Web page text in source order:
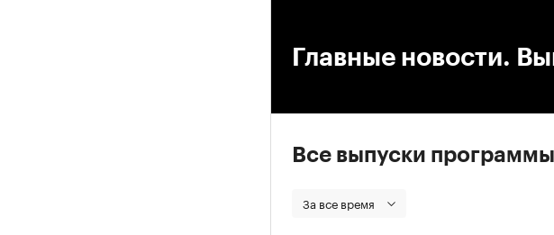
Главные новости.
Все выпуски программы
За все время